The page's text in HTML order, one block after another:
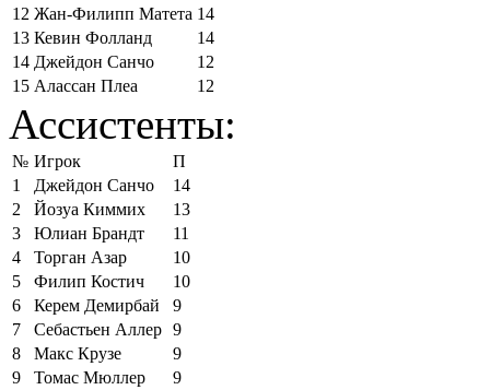
12 Жан-Филипп Матета 14
13 Кевин Фолланд
14
14 Джейдон Санчо
12
15 Алассан Плеа 12
Ассистенты:
№ Игрок
П
1
Джейдон Санчо
14
2
Йозуа Киммих
13
3
Юлиан Брандт
11
4
Торган Азар
10
5
Филип Костич
10
6
Керем Демирбай
9
7
Себастьен Аллер 9
8
Макс Крузе
9
9
Томас Мюллер
9